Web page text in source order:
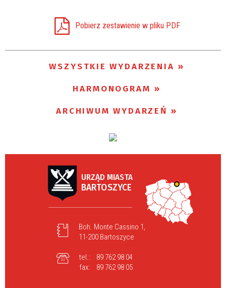
Pobierz zestawienie w pliku PDF
WSZYSTKIE WYDARZENIA
HARMONOGRAM
ARCHIWUM WYDARZEŃ
URZĄD MIASTA
BARTOSZYCE
Boh. Monte Cassino 1,
11-200 Bartoszyce
tel.:
89 762 98 04
fax:
89 762 98 05